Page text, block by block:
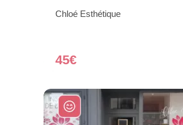
Chloé Esthétique
45€